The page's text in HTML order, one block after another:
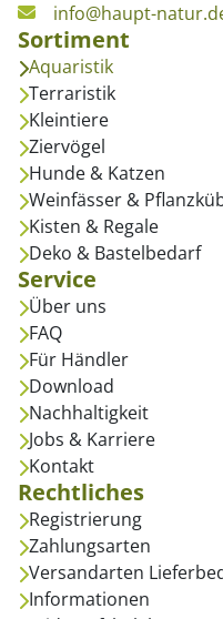
info@haupt-
Sortiment
Aquaristik
Terraristik
Kleintiere
Ziervögel
Hunde & Katzen
Weinfässer &
Kisten & Regale
Deko & Bastelbedarf
Service
Über uns
FAQ
Für Händler
Download
Nachhaltigkeit
Jobs & Karriere
Kontakt
Rechtliches
Registrierung
Zahlungsarten
Versandarten
Informationen